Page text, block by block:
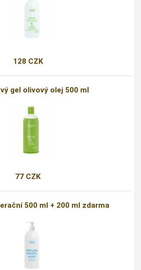
128 CZK
gel olivový olej 500 ml
77 CZK
500 ml + 200 ml zdarma